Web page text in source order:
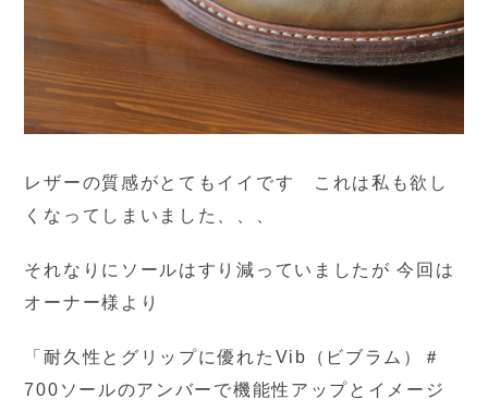
レザーの質感がとてもイイです これは私も欲し
くなってしまいました、、、
それなりにソールはすり減っていましたが 今回は
オーナー様より
「耐久性とグリップに優れたVib（ビブラム）＃
700ソールのアンバーで機能性アップとイメージ